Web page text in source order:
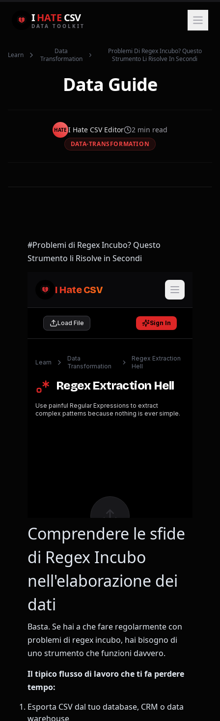
IHATE CSV
DATA TOOLKIT
Learn
Data
Transformation
Problemi Di Regex Incubo? Questo
Strumento Li Risolve In Secondi
Data Guide
HATE I Hate CSV Editor 2 min read
DATA-TRANSFORMATION
#Problemi di Regex Incubo? Questo
Strumento li Risolve in Secondi
Comprendere le sfide
di Regex Incubo
nell'elaborazione dei
dati
Basta. Se hai a che fare regolarmente con
problemi di regex incubo, hai bisogno di
uno strumento che funzioni davvero.
Il tipico flusso di lavoro che ti fa perdere
tempo:
Esporta CSV dal tuo database, CRM o data
warehouse